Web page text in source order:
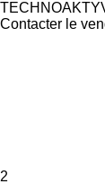
Contacter le
2